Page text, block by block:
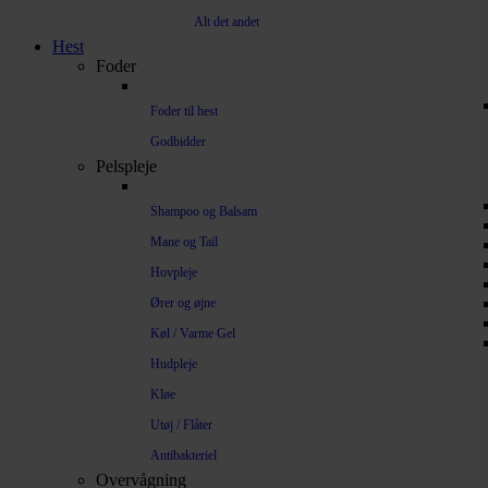
Alt det andet
Hest
Foder
Foder til hest
Godbidder
Pelspleje
Shampoo og Balsam
Mane og Tail
Hovpleje
Ører og øjne
Køl / Varme Gel
Hudpleje
Kløe
Utøj / Flåter
Antibakteriel
Overvågning